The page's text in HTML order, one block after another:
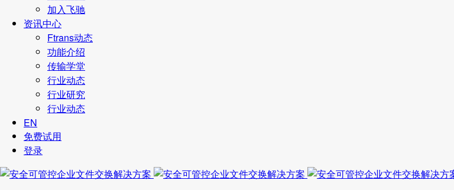
加入飞驰
资讯中心
Ftrans动态
功能介绍
传输学堂
行业动态
行业研究
行业动态
EN
免费试用
登录